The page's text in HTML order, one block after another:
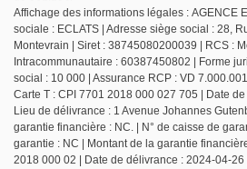
Affichage des informations légales : AGENCE
sociale : ECLATS | Adresse siège social : 28,
Montevrain | Siret : 38745080200039 | RCS :
Intracommunautaire : 60387450802 | Forme
social : 10 000 | Assurance RCP : VD 7.000.001
Carte T : CPI 7701 2018 000 027 705 | Date de
Lieu de délivrance : 1 Avenue Johannes
garantie financière : NC. | N° de caisse de
garantie : NC | Montant de la garantie
2018 000 02 | Date de délivrance : 2024-04-